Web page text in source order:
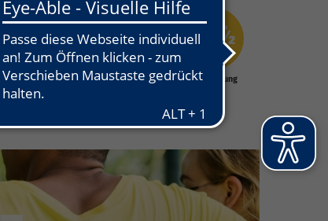
Kunst - Kultur -
Grundbildung